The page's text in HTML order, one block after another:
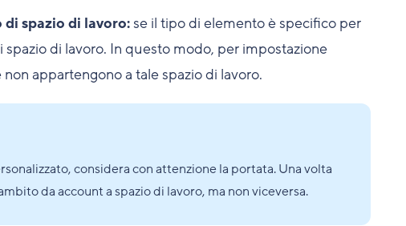
spazio di lavoro:se il tipo di elemento è specifico per
di lavoro. In questo modo, per impostazione
appartengono a tale spazio di lavoro.
considera con attenzione la portata. Una volta
da account a spazio di lavoro, ma non viceversa.